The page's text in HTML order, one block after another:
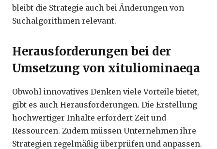
bleibt die Strategie auch bei Änderungen von
Suchalgorithmen relevant.
Herausforderungen bei der
Umsetzung von xituliominaeqa
Obwohl innovatives Denken viele Vorteile bietet,
gibt es auch Herausforderungen. Die Erstellung
hochwertiger Inhalte erfordert Zeit und
Ressourcen. Zudem müssen Unternehmen ihre
Strategien regelmäßig überprüfen und anpassen.